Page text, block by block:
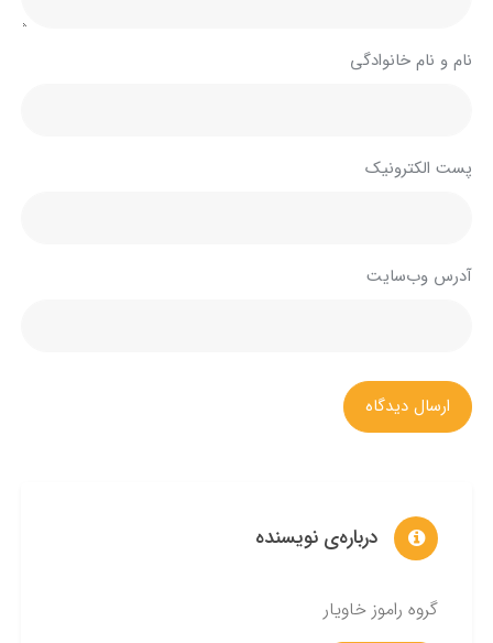
نام و نام خانوادگی
پست الکترونیک
آدرس وب‌سایت
ارسال دیدگاه
درباره‌ی نویسنده
گروه راموز خاویار